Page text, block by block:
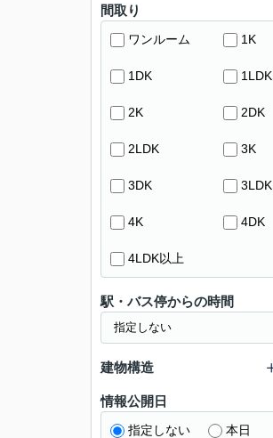
間取り
ワンルーム 1K
1DK 1LDK
2K 2DK
2LDK 3K
3DK 3LDK
4K 4DK
4LDK以上
駅・バス停からの時間
建物構造
情報公開日
指定しない 本日